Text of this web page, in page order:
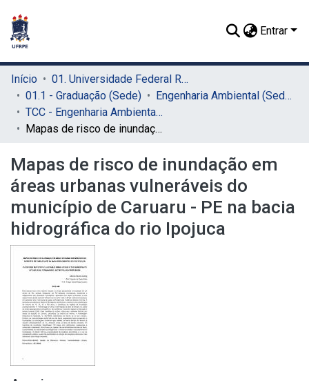
Entrar
Início
01. Universidade Federal Rural de Pernambuco - UFRPE (Sede)
01.1 - Graduação (Sede)
Engenharia Ambiental (Sede)
TCC - Engenharia Ambiental (Sede)
Mapas de risco de inundação em áreas urbanas vulneráveis do município de Caruaru - PE na bacia hidrográfica do rio Ipojuca
Mapas de risco de inundação em
áreas urbanas vulneráveis do
município de Caruaru - PE na bacia
hidrográfica do rio Ipojuca